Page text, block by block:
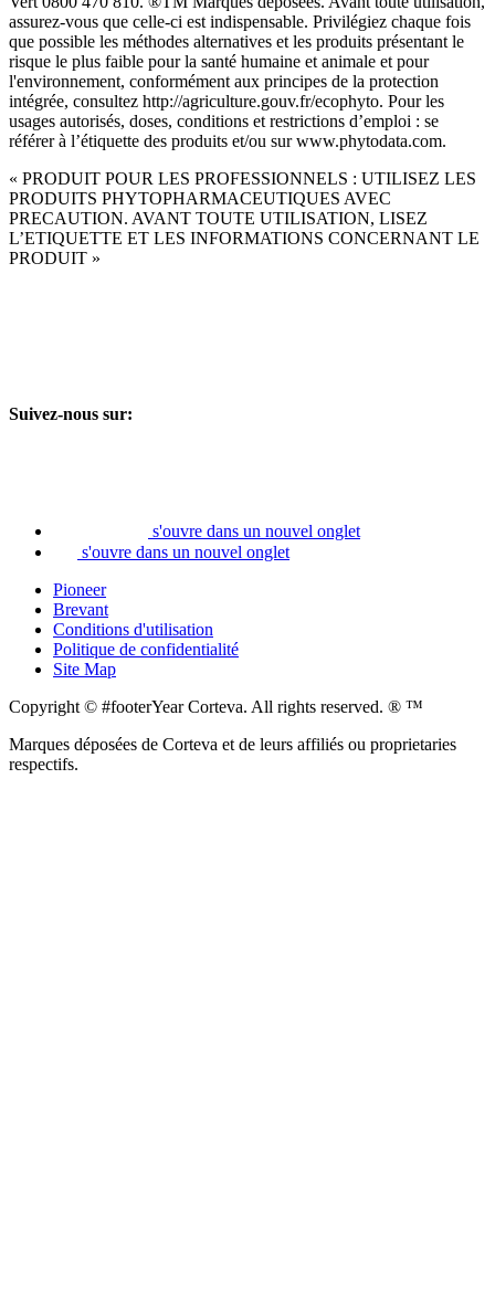
assurez-vous que celle-ci est indispensable. Privilégiez chaque fois
que possible les méthodes alternatives et les produits présentant le
risque le plus faible pour la santé humaine et animale et pour
l'environnement, conformément aux principes de la protection
intégrée, consultez http://agriculture.gouv.fr/ecophyto. Pour les
usages autorisés, doses, conditions et restrictions d’emploi : se
référer à l’étiquette des produits et/ou sur www.phytodata.com.
« PRODUIT POUR LES PROFESSIONNELS : UTILISEZ LES
PRODUITS PHYTOPHARMACEUTIQUES AVEC
PRECAUTION. AVANT TOUTE UTILISATION, LISEZ
L’ETIQUETTE ET LES INFORMATIONS CONCERNANT LE
PRODUIT »
Suivez-nous sur:
s'ouvre dans un nouvel onglet
s'ouvre dans un nouvel onglet
Pioneer
Brevant
Conditions d'utilisation
Politique de confidentialité
Site Map
Copyright © #footerYear Corteva. All rights reserved. ® ™
Marques déposées de Corteva et de leurs affiliés ou proprietaries
respectifs.